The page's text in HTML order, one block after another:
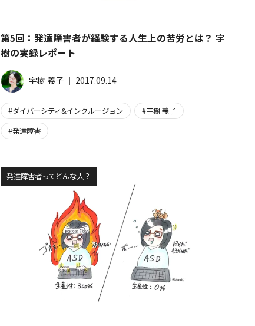
第5回：発達障害者が経験する人生上の苦労とは？ 宇
樹の実録レポート
宇樹 義子│ 2017.09.14
ダイバーシティ&インクルージョン
宇樹 義子
発達障害
発達障害者ってどんな人？